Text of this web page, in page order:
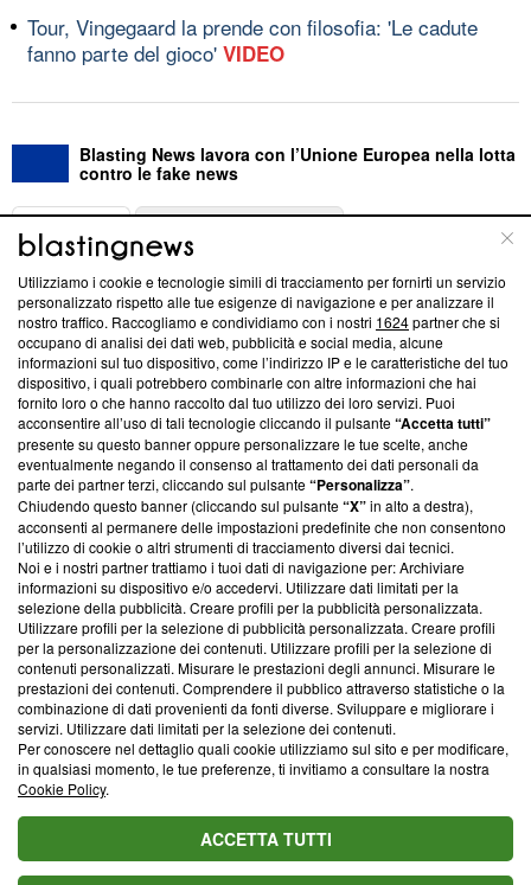
Tour, Vingegaard la prende con filosofia: 'Le cadute
fanno parte del gioco' VIDEO
Blasting News lavora con l’Unione Europea nella lotta
contro le fake news
ABOUT
Questa sezione offre informazioni trasparenti su Blasting
News, sui nostri processi editoriali e su come ci impegniamo a
creare news di qualità. Inoltre, afferma la nostra aderenza a
‘Trust Project - News with Integrity’Blasting News non è
ancora membro del programma, ma ha richiesto di farne
parte; Trust Project non ha ancora effettuato una verifica di
conformità agli standard.
Su di noi
Team editoriale
Corporate
Redazione
Informativa Privacy
Cookie Policy
Blasting SA, IDI CHE-247.845.224, Via Carlo Frasca, 3 - 6900
Lugano (Svizzera) Tel:+39 0690258937
© 2026 Blasting News
Utilizziamo i cookie e tecnologie simili di tracciamento per fornirti un servizio
personalizzato rispetto alle tue esigenze di navigazione e per analizzare il
nostro traffico. Raccogliamo e condividiamo con i nostri 1624partner che si
occupano di analisi dei dati web, pubblicità e social media, alcune
informazioni sul tuo dispositivo, come l’indirizzo IP e le caratteristiche del tuo
dispositivo, i quali potrebbero combinarle con altre informazioni che hai
fornito loro o che hanno raccolto dal tuo utilizzo dei loro servizi. Puoi
acconsentire all’uso di tali tecnologie cliccando il pulsante“Accetta tutti”
presente su questo banner oppure personalizzare le tue scelte, anche
eventualmente negando il consenso al trattamento dei dati personali da
parte dei partner terzi, cliccando sul pulsante“Personalizza”.
Chiudendo questo banner (cliccando sul pulsante“X”in alto a destra),
acconsenti al permanere delle impostazioni predefinite che non consentono
l’utilizzo di cookie o altri strumenti di tracciamento diversi dai tecnici.
Noi e i nostri partner trattiamo i tuoi dati di navigazione per: Archiviare
informazioni su dispositivo e/o accedervi. Utilizzare dati limitati per la
selezione della pubblicità. Creare profili per la pubblicità personalizzata.
Utilizzare profili per la selezione di pubblicità personalizzata. Creare profili
per la personalizzazione dei contenuti. Utilizzare profili per la selezione di
contenuti personalizzati. Misurare le prestazioni degli annunci. Misurare le
prestazioni dei contenuti. Comprendere il pubblico attraverso statistiche o la
combinazione di dati provenienti da fonti diverse. Sviluppare e migliorare i
servizi. Utilizzare dati limitati per la selezione dei contenuti.
Per conoscere nel dettaglio quali cookie utilizziamo sul sito e per modificare,
in qualsiasi momento, le tue preferenze, ti invitiamo a consultare la nostra
Cookie Policy.
ACCETTA TUTTI